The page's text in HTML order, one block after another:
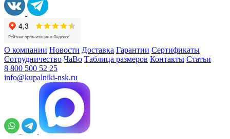
О компании Новости Доставка Гарантии Сертификаты
Сотрудничество ЧаВо Таблица размеров Контакты Статьи
8 800 500 52 25
info@kupalniki-nsk.ru